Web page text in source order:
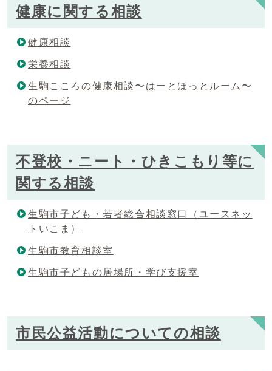
健康に関する相談
健康相談
栄養相談
生駒こころの健康相談〜はーとほっとルーム〜
のページ
不登校・ニート・ひきこもり等に
関する相談
生駒市子ども・若者総合相談窓口（ユースネッ
トいこま）
生駒市教育相談室
生駒市子どもの居場所・学び支援室
市民公益活動についての相談